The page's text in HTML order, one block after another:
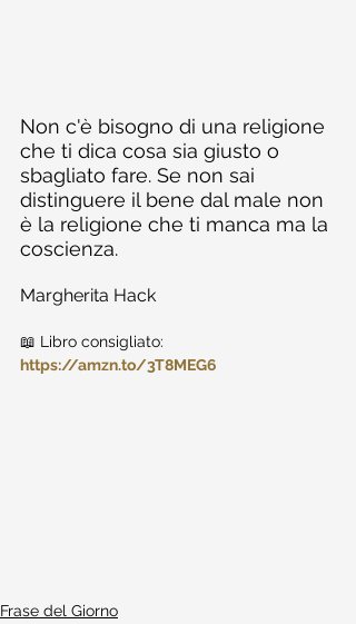
Non c'è bisogno di una religione
che ti dica cosa sia giusto o
sbagliato fare. Se non sai
distinguere il bene dal male non
è la religione che ti manca ma la
coscienza.
Margherita Hack
📖 Libro consigliato:
https://amzn.to/3T8MEG6
Frase del Giorno